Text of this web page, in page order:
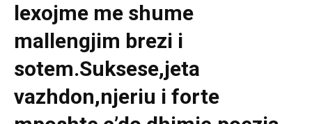
lexojme me shume
mallengjim brezi i
sotem.Suksese,jeta
vazhdon,njeriu i forte